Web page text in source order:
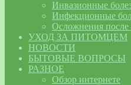
Инвазионные
Инфекционные
Осложнения после
УХОД ЗА ПИТОМЦЕМ
НОВОСТИ
БЫТОВЫЕ ВОПРОСЫ
РАЗНОЕ
Обзор интернете